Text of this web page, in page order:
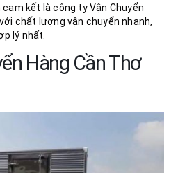
cam kết là công ty Vận Chuyển
chất lượng vận chuyển nhanh,
lý nhất.
Hàng Cần Thơ